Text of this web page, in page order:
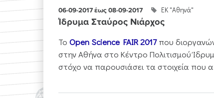
06-09-2017 έως 08-09-2017 ΕΚ "Αθηνά"
Ίδρυμα Σταύρος Νιάρχος
Το Open Science FAIR 2017που
στην Αθήνα στο Κέντρο Πολιτισμού
στόχο να παρουσιάσει τα στοιχεία που